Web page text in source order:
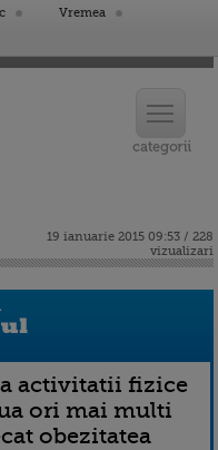
Vremea
19 ianuarie 2015 09:53 / 228
vizualizari
activitatii fizice
ori mai multi
obezitatea